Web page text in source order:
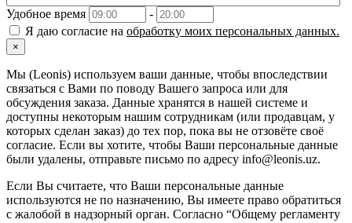
Удобное время
-
Я даю согласие на обработку моих персональных данных.
×
Мы (Leonis) используем ваши данные, чтобы впоследствии
связаться с Вами по поводу Вашего запроса или для
обсуждения заказа. Данные хранятся в нашей системе и
доступны некоторым нашим сотрудникам (или продавцам, у
которых сделан заказ) до тех пор, пока вы не отзовёте своё
согласие. Если вы хотите, чтобы Ваши персональные данные
были удалены, отправьте письмо по адресу info@leonis.uz.
Если Вы считаете, что Ваши персональные данные
используются не по назначению, Вы имеете право обратиться
с жалобой в надзорный орган. Согласно “Общему регламенту